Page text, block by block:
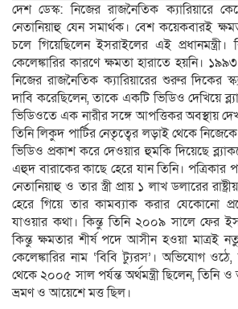
দেশ ডেস্ক: নিজের রাজনৈতিক ক্যারিয়ারে
নেতানিয়াহু যেন সমার্থক। বেশ কয়েকবারই
চলে গিয়েছিলেন ইসরাইলের এই
কেলেঙ্কারির কারণে ক্ষমতা হারাতে হয়নি।
নিজের রাজনৈতিক ক্যারিয়ারের শুরুর দিকের
দাবি করেছিলেন, তাকে একটি ভিডিও দেখিয়ে
ভিডিওতে এক নারীর সঙ্গে আপত্তিকর অবস্থায়
তিনি লিকুদ পার্টির নেতৃত্বের লড়াই থেকে
ভিডিও প্রকাশ করে দেওয়ার হুমকি দিয়েছে
এহুদ বারাকের কাছে হেরে যান তিনি।
নেতানিয়াহু ও তার স্ত্রী প্রায় ১ লাখ ডলারের
হেরে গিয়ে তার কামব্যাক করার যেকোনো
যাওয়ার কথা। কিন্তু তিনি ২০০৯ সালে ফের
কিন্তু ক্ষমতার শীর্ষ পদে আসীন হওয়া মাত্রই
কেলেঙ্কারির নাম ‘বিবি ট্যুরস’। অভিযোগ
থেকে ২০০৫ সাল পর্যন্ত অর্থমন্ত্রী ছিলেন, তিনি
ভ্রমণ ও আয়েশে মত্ত ছিল।